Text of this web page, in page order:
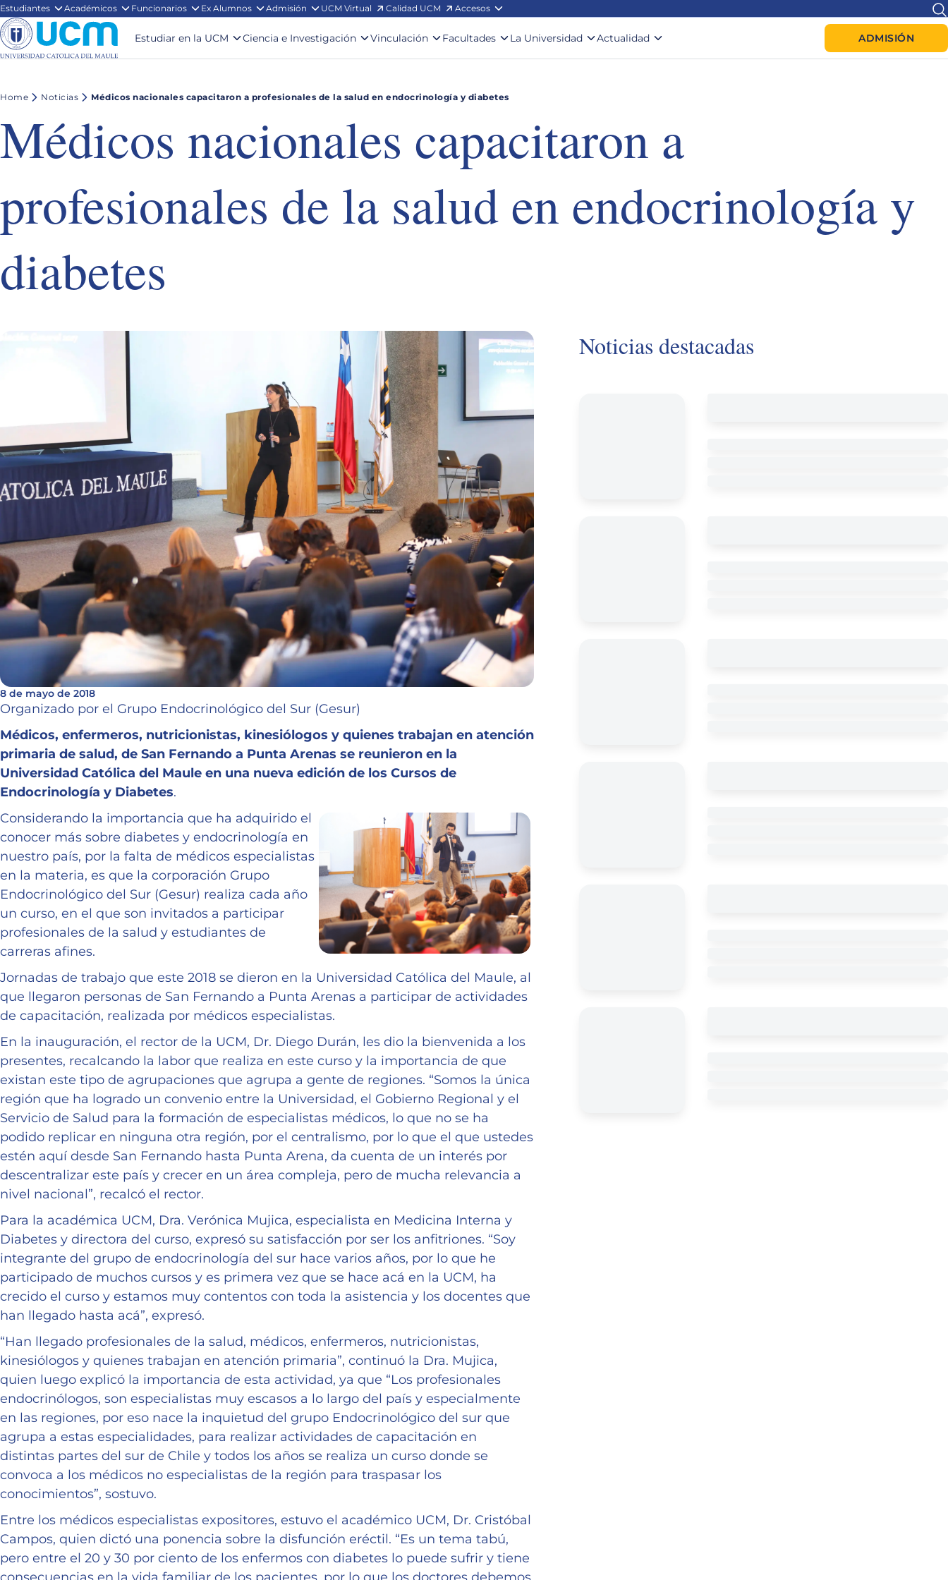
Estudiantes Académicos Funcionarios Ex Alumnos Admisión UCM Virtual Calidad UCM Accesos
Estudiar en la UCM Ciencia e Investigación Vinculación Facultades La Universidad Actualidad ADMISIÓN
Home Noticias Médicos nacionales capacitaron a profesionales de la salud en endocrinología y diabetes
Médicos nacionales capacitaron a
profesionales de la salud en endocrinología y
diabetes
8 de mayo de 2018
Organizado por el Grupo Endocrinológico del Sur (Gesur)
Médicos, enfermeros, nutricionistas, kinesiólogos y quienes trabajan en atención
primaria de salud, de San Fernando a Punta Arenas se reunieron en la
Universidad Católica del Maule en una nueva edición de los Cursos de
Endocrinología y Diabetes.
Considerando la importancia que ha adquirido el
conocer más sobre diabetes y endocrinología en
nuestro país, por la falta de médicos especialistas
en la materia, es que la corporación Grupo
Endocrinológico del Sur (Gesur) realiza cada año
un curso, en el que son invitados a participar
profesionales de la salud y estudiantes de
carreras afines.
Jornadas de trabajo que este 2018 se dieron en la Universidad Católica del Maule, al
que llegaron personas de San Fernando a Punta Arenas a participar de actividades
de capacitación, realizada por médicos especialistas.
En la inauguración, el rector de la UCM, Dr. Diego Durán, les dio la bienvenida a los
presentes, recalcando la labor que realiza en este curso y la importancia de que
existan este tipo de agrupaciones que agrupa a gente de regiones. “Somos la única
región que ha logrado un convenio entre la Universidad, el Gobierno Regional y el
Servicio de Salud para la formación de especialistas médicos, lo que no se ha
podido replicar en ninguna otra región, por el centralismo, por lo que el que ustedes
estén aquí desde San Fernando hasta Punta Arena, da cuenta de un interés por
descentralizar este país y crecer en un área compleja, pero de mucha relevancia a
nivel nacional”, recalcó el rector.
Para la académica UCM, Dra. Verónica Mujica, especialista en Medicina Interna y
Diabetes y directora del curso, expresó su satisfacción por ser los anfitriones. “Soy
integrante del grupo de endocrinología del sur hace varios años, por lo que he
participado de muchos cursos y es primera vez que se hace acá en la UCM, ha
crecido el curso y estamos muy contentos con toda la asistencia y los docentes que
han llegado hasta acá”, expresó.
“Han llegado profesionales de la salud, médicos, enfermeros, nutricionistas,
kinesiólogos y quienes trabajan en atención primaria”, continuó la Dra. Mujica,
quien luego explicó la importancia de esta actividad, ya que “Los profesionales
endocrinólogos, son especialistas muy escasos a lo largo del país y especialmente
en las regiones, por eso nace la inquietud del grupo Endocrinológico del sur que
agrupa a estas especialidades, para realizar actividades de capacitación en
distintas partes del sur de Chile y todos los años se realiza un curso donde se
convoca a los médicos no especialistas de la región para traspasar los
conocimientos”, sostuvo.
Entre los médicos especialistas expositores, estuvo el académico UCM, Dr. Cristóbal
Campos, quien dictó una ponencia sobre la disfunción eréctil. “Es un tema tabú,
pero entre el 20 y 30 por ciento de los enfermos con diabetes lo puede sufrir y tiene
Noticias destacadas